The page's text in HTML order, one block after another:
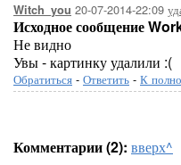
Witch_you 20-07-2014-22:09
Исходное сообщение
Не видно
Увы - картинку удалили :(
Обратиться - Ответить - К
Комментарии (2): вверх^